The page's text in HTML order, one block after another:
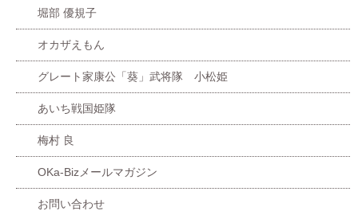
堀部 優規子
オカザえもん
グレート家康公「葵」武将隊 小松姫
あいち戦国姫隊
梅村 良
OKa-Bizメールマガジン
お問い合わせ